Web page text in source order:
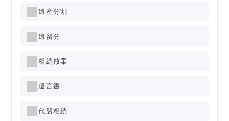
遺産分割
遺留分
相続放棄
遺言書
代襲相続